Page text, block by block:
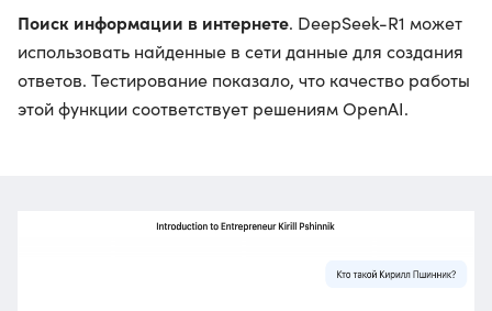
Поиск информации в интернете. DeepSeek-R1 может
использовать найденные в сети данные для создания
ответов. Тестирование показало, что качество работы
этой функции соответствует решениям OpenAI.